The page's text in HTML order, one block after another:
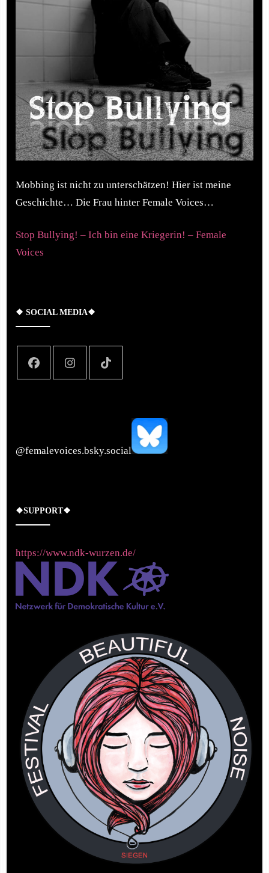
Mobbing ist nicht zu unterschätzen! Hier ist meine
Geschichte… Die Frau hinter Female Voices…
Stop Bullying! – Ich bin eine Kriegerin! – Female
Voices
❖ SOCIAL MEDIA❖
‪@femalevoices.bsky.social‬
❖SUPPORT❖
https://www.ndk-wurzen.de/